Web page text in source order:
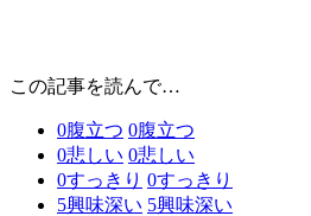
この記事を読んで…
0腹立つ 0腹立つ
0悲しい 0悲しい
0すっきり 0すっきり
5興味深い 5興味深い